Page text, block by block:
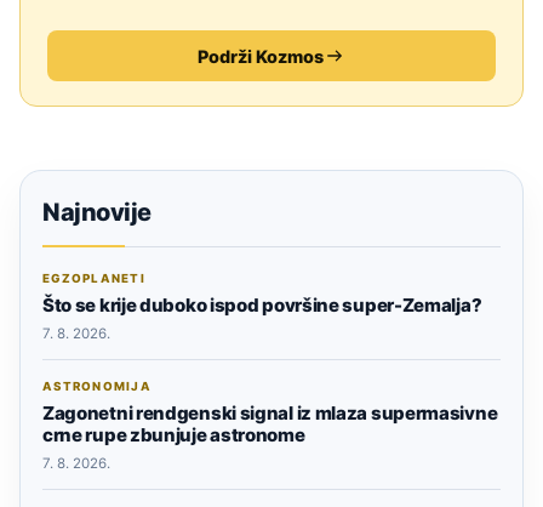
Podrži Kozmos
Najnovije
EGZOPLANETI
Što se krije duboko ispod površine super-Zemalja?
7. 8. 2026.
ASTRONOMIJA
Zagonetni rendgenski signal iz mlaza supermasivne
crne rupe zbunjuje astronome
7. 8. 2026.